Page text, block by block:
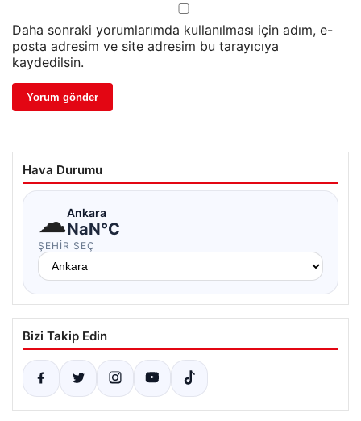
Daha sonraki yorumlarımda kullanılması için adım, e-
posta adresim ve site adresim bu tarayıcıya
kaydedilsin.
Hava Durumu
☁Ankara
NaN°C
ŞEHIR SEÇ
Bizi Takip Edin